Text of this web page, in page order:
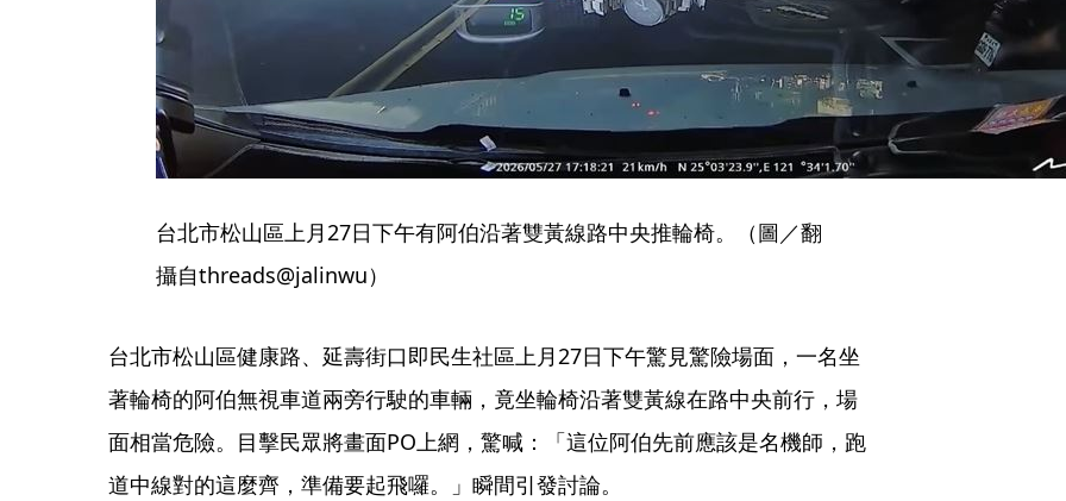
台北市松山區上月27日下午有阿伯沿著雙黃線路中央推輪椅。（圖／翻
攝自threads@jalinwu）
台北市松山區健康路、延壽街口即民生社區上月27日下午驚見驚險場面，一名坐
著輪椅的阿伯無視車道兩旁行駛的車輛，竟坐輪椅沿著雙黃線在路中央前行，場
面相當危險。目擊民眾將畫面PO上網，驚喊：「這位阿伯先前應該是名機師，跑
道中線對的這麼齊，準備要起飛囉。」瞬間引發討論。